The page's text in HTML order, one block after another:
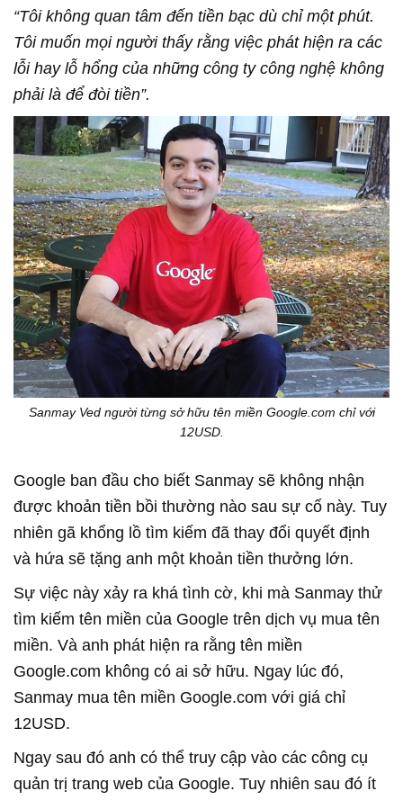
“Tôi không quan tâm đến tiền bạc dù chỉ một phút.
Tôi muốn mọi người thấy rằng việc phát hiện ra các
lỗi hay lỗ hổng của những công ty công nghệ không
phải là để đòi tiền”.
Sanmay Ved người từng sở hữu tên miền Google.com chỉ với
12USD.
Google ban đầu cho biết Sanmay sẽ không nhận
được khoản tiền bồi thường nào sau sự cố này. Tuy
nhiên gã khổng lồ tìm kiếm đã thay đổi quyết định
và hứa sẽ tặng anh một khoản tiền thưởng lớn.
Sự việc này xảy ra khá tình cờ, khi mà Sanmay thử
tìm kiếm tên miền của Google trên dịch vụ mua tên
miền. Và anh phát hiện ra rằng tên miền
Google.com không có ai sở hữu. Ngay lúc đó,
Sanmay mua tên miền Google.com với giá chỉ
12USD.
Ngay sau đó anh có thể truy cập vào các công cụ
quản trị trang web của Google. Tuy nhiên sau đó ít